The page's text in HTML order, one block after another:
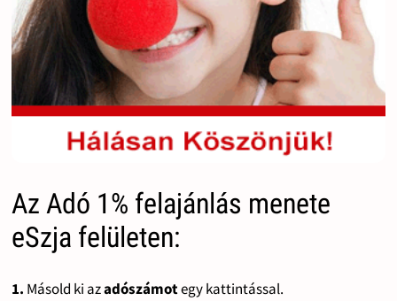
Az Adó 1% felajánlás menete
eSzja felületen:
1. Másold ki azadószámotegy kattintással.